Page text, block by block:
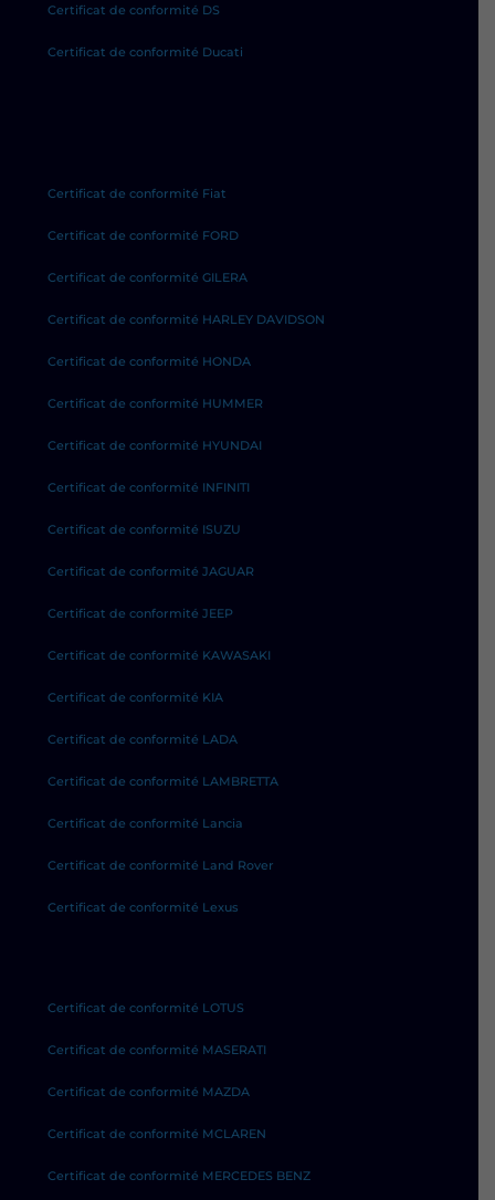
Certificat de conformité DS
Certificat de conformité Ducati
Certificat de conformité Fiat
Certificat de conformité FORD
Certificat de conformité GILERA
Certificat de conformité HARLEY DAVIDSON
Certificat de conformité HONDA
Certificat de conformité HUMMER
Certificat de conformité HYUNDAI
Certificat de conformité INFINITI
Certificat de conformité ISUZU
Certificat de conformité JAGUAR
Certificat de conformité JEEP
Certificat de conformité KAWASAKI
Certificat de conformité KIA
Certificat de conformité LADA
Certificat de conformité LAMBRETTA
Certificat de conformité Lancia
Certificat de conformité Land Rover
Certificat de conformité Lexus
Certificat de conformité LOTUS
Certificat de conformité MASERATI
Certificat de conformité MAZDA
Certificat de conformité MCLAREN
Certificat de conformité MERCEDES BENZ